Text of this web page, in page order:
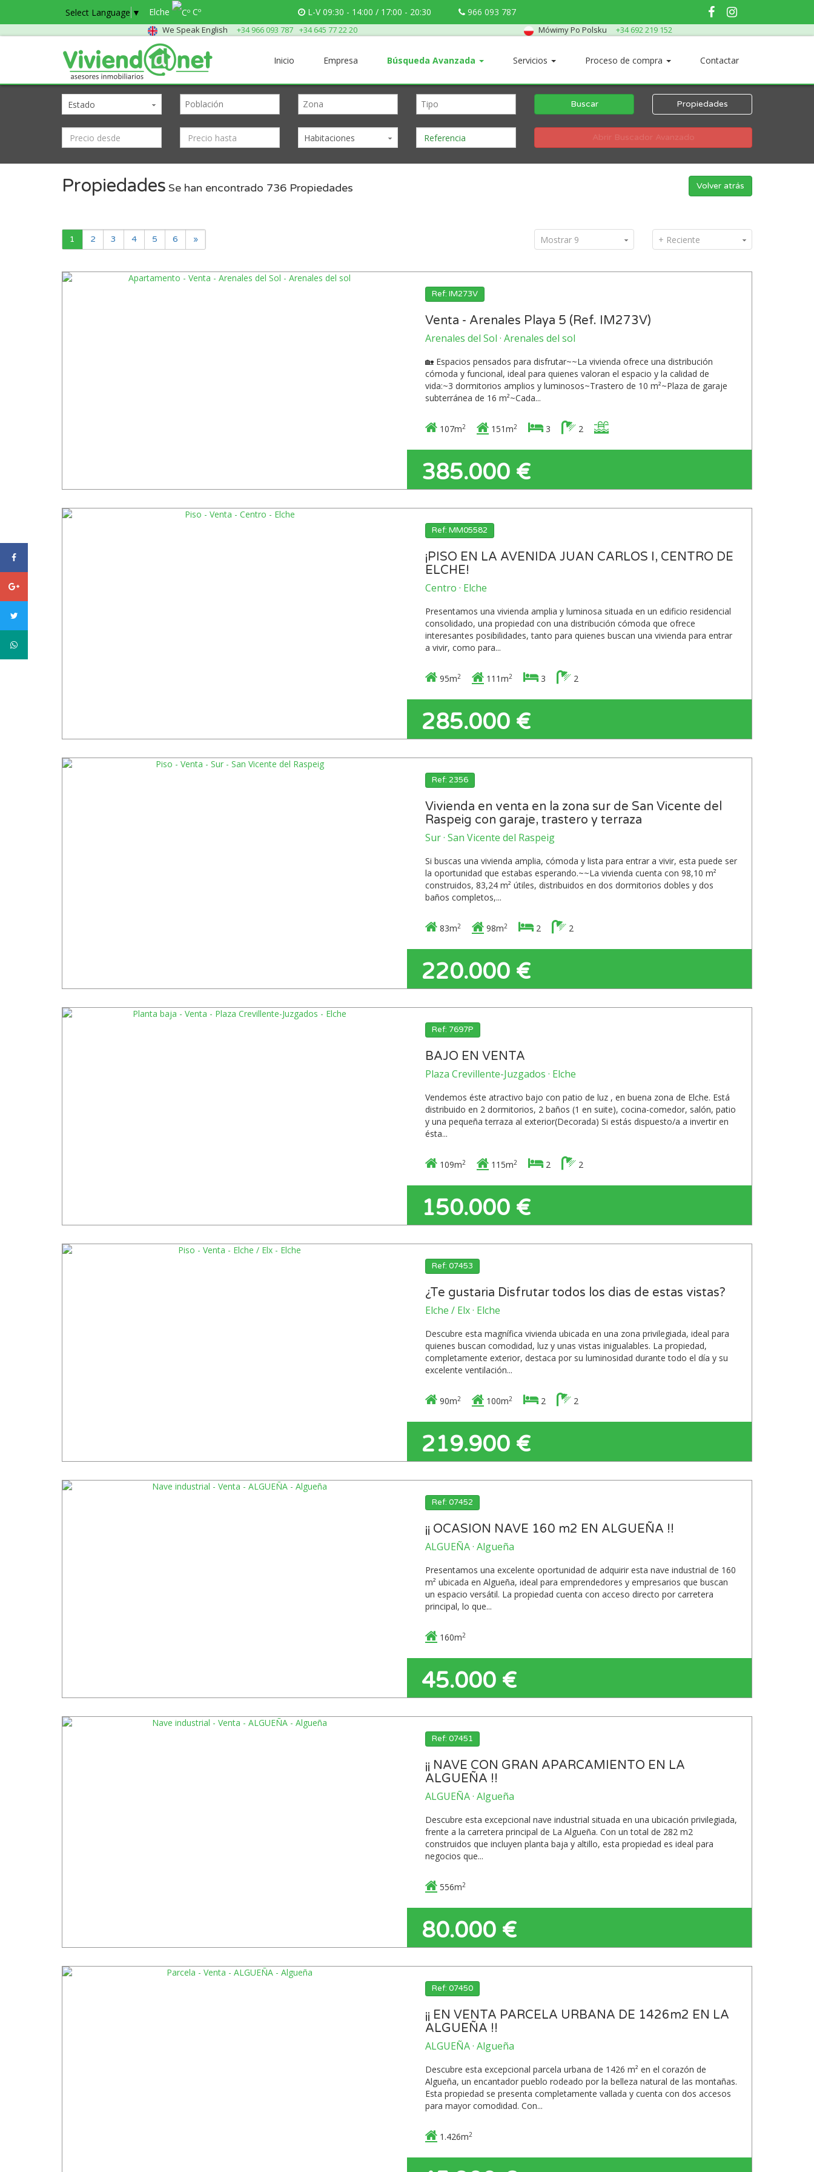
Select Language ▼ Elche Cº L-V 09:30 - 14:00 / 17:00 - 20:30 966 093 787
We Speak English +34 966 093 787 +34 645 77 22 20 Mówimy Po Polsku +34 692 219 152
Inicio Empresa Búsqueda Avanzada Servicios Proceso de compra Contactar
Estado
Habitaciones
Buscar Propiedades
Abrir Buscador Avanzado
Propiedades Se han encontrado 736 Propiedades Volver atrás
1 2 3 4 5 6 » Mostrar 9 + Reciente
Ref: IM273V
Venta - Arenales Playa 5 (Ref. IM273V)
Arenales del Sol · Arenales del sol
🏡 Espacios pensados para disfrutar~~La vivienda ofrece una distribución
cómoda y funcional, ideal para quienes valoran el espacio y la calidad de
vida:~3 dormitorios amplios y luminosos~Trastero de 10 m²~Plaza de garaje
subterránea de 16 m²~Cada...
107m2 151m2 3 2
385.000 €
Ref: MM05582
¡PISO EN LA AVENIDA JUAN CARLOS I, CENTRO DE
ELCHE!
Centro · Elche
Presentamos una vivienda amplia y luminosa situada en un edificio residencial
consolidado, una propiedad con una distribución cómoda que ofrece
interesantes posibilidades, tanto para quienes buscan una vivienda para entrar
a vivir, como para...
95m2 111m2 3 2
285.000 €
Ref: 2356
Vivienda en venta en la zona sur de San Vicente del
Raspeig con garaje, trastero y terraza
Sur · San Vicente del Raspeig
Si buscas una vivienda amplia, cómoda y lista para entrar a vivir, esta puede ser
la oportunidad que estabas esperando.~~La vivienda cuenta con 98,10 m²
construidos, 83,24 m² útiles, distribuidos en dos dormitorios dobles y dos
baños completos,...
83m2 98m2 2 2
220.000 €
Ref: 7697P
BAJO EN VENTA
Plaza Crevillente-Juzgados · Elche
Vendemos éste atractivo bajo con patio de luz , en buena zona de Elche. Está
distribuido en 2 dormitorios, 2 baños (1 en suite), cocina-comedor, salón, patio
y una pequeña terraza al exterior(Decorada) Si estás dispuesto/a a invertir en
ésta...
109m2 115m2 2 2
150.000 €
Ref: 07453
¿Te gustaria Disfrutar todos los dias de estas vistas?
Elche / Elx · Elche
Descubre esta magnífica vivienda ubicada en una zona privilegiada, ideal para
quienes buscan comodidad, luz y unas vistas inigualables. La propiedad,
completamente exterior, destaca por su luminosidad durante todo el día y su
excelente ventilación...
90m2 100m2 2 2
219.900 €
Ref: 07452
¡¡ OCASION NAVE 160 m2 EN ALGUEÑA !!
ALGUEÑA · Algueña
Presentamos una excelente oportunidad de adquirir esta nave industrial de 160
m² ubicada en Algueña, ideal para emprendedores y empresarios que buscan
un espacio versátil. La propiedad cuenta con acceso directo por carretera
principal, lo que...
160m2
45.000 €
Ref: 07451
¡¡ NAVE CON GRAN APARCAMIENTO EN LA
ALGUEÑA !!
ALGUEÑA · Algueña
Descubre esta excepcional nave industrial situada en una ubicación privilegiada,
frente a la carretera principal de La Algueña. Con un total de 282 m2
construidos que incluyen planta baja y altillo, esta propiedad es ideal para
negocios que...
556m2
80.000 €
Ref: 07450
¡¡ EN VENTA PARCELA URBANA DE 1426m2 EN LA
ALGUEÑA !!
ALGUEÑA · Algueña
Descubre esta excepcional parcela urbana de 1426 m² en el corazón de
Algueña, un encantador pueblo rodeado por la belleza natural de las montañas.
Esta propiedad se presenta completamente vallada y cuenta con dos accesos
para mayor comodidad. Con...
1.426m2
facebook
Google
twitter
WhatsApp